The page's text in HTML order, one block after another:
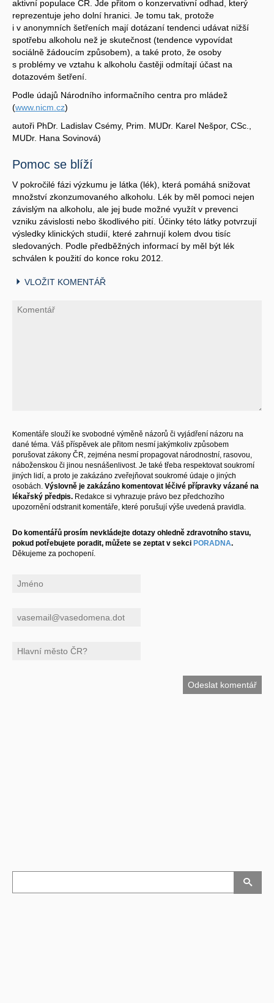
aktivní populace ČR. Jde přitom o konzervativní odhad, který
reprezentuje jeho dolní hranici. Je tomu tak, protože
i v anonymních šetřeních mají dotázaní tendenci udávat nižší
spotřebu alkoholu než je skutečnost (tendence vypovídat
sociálně žádoucím způsobem), a také proto, že osoby
s problémy ve vztahu k alkoholu častěji odmítají účast na
dotazovém šetření.
Podle údajů Národního informačního centra pro mládež
(www.nicm.cz)
autoři PhDr. Ladislav Csémy, Prim. MUDr. Karel Nešpor, CSc.,
MUDr. Hana Sovinová)
Pomoc se blíží
V pokročilé fázi výzkumu je látka (lék), která pomáhá snižovat
množství zkonzumovaného alkoholu. Lék by měl pomoci nejen
závislým na alkoholu, ale jej bude možné využít v prevenci
vzniku závislosti nebo škodlivého pití. Účinky této látky potvrzují
výsledky klinických studií, které zahrnují kolem dvou tisíc
sledovaných. Podle předběžných informací by měl být lék
schválen k použití do konce roku 2012.
VLOŽIT KOMENTÁŘ
Komentáře slouží ke svobodné výměně názorů či vyjádření názoru na
dané téma. Váš příspěvek ale přitom nesmí jakýmkoliv způsobem
porušovat zákony ČR, zejména nesmí propagovat národnostní, rasovou,
náboženskou či jinou nesnášenlivost. Je také třeba respektovat soukromí
jiných lidí, a proto je zakázáno zveřejňovat soukromé údaje o jiných
osobách. Výslovně je zakázáno komentovat léčivé přípravky vázané na
lékařský předpis. Redakce si vyhrazuje právo bez předchozího
upozornění odstranit komentáře, které porušují výše uvedená pravidla.
Do komentářů prosím nevkládejte dotazy ohledně zdravotního stavu,
pokud potřebujete poradit, můžete se zeptat v sekci PORADNA.
Děkujeme za pochopení.